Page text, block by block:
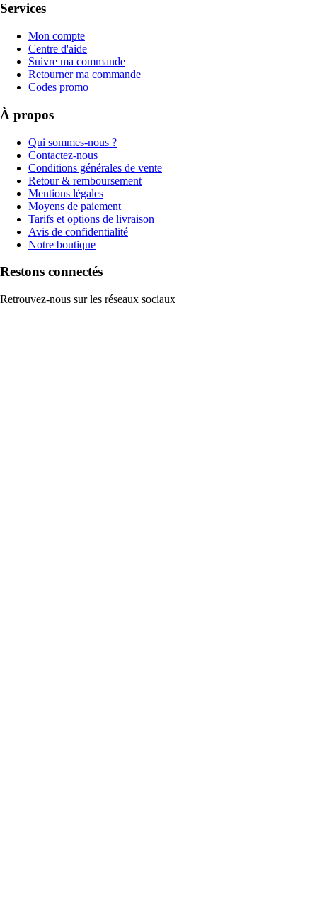
Services
Mon compte
Centre d'aide
Suivre ma commande
Retourner ma commande
Codes promo
À propos
Qui sommes-nous ?
Contactez-nous
Conditions générales de vente
Retour & remboursement
Mentions légales
Moyens de paiement
Tarifs et options de livraison
Avis de confidentialité
Notre boutique
Restons connectés
Retrouvez-nous sur les réseaux sociaux